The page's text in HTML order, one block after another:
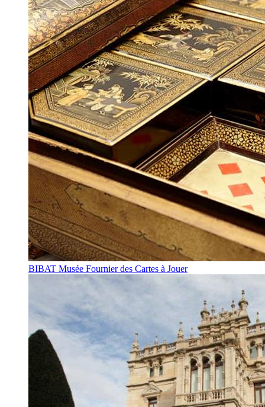
BIBAT Musée Fournier des Cartes à Jouer